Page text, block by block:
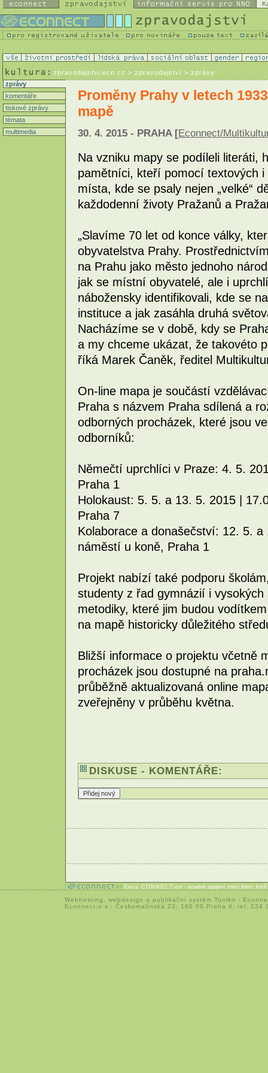
zpravodajstvi.ecn.cz > zpravodajství > zprávy
zprávy
komentáře
tiskové zprávy
témata
multimedia
Proměny Prahy v letech
mapě
30. 4. 2015 - PRAHA [Econnect/
Na vzniku mapy se podíleli literáti,
pamětníci, kteří pomocí textových
místa, kde se psaly nejen „velké“
každodenní životy Pražanů a
„Slavíme 70 let od konce války,
obyvatelstva Prahy.
na Prahu jako město jednoho
jak se místní obyvatelé, ale i
nábožensky identifikovali, kde se
instituce a jak zasáhla druhá
Nacházíme se v době, kdy se
a my chceme ukázat, že takovéto
říká Marek Čaněk, ředitel
On-line mapa je součástí
Praha s názvem Praha sdílená a
odborných procházek, které jsou
odborníků:
Němečtí uprchlíci v Praze: 4. 5.
Praha 1
Holokaust: 5. 5. a 13. 5. 2015 |
Praha 7
Kolaborace a donašečství: 12. 5.
náměstí u koně, Praha 1
Projekt nabízí také podporu
studenty z řad gymnázií i
metodiky, které jim budou
na mapě historicky důležitého
Bližší informace o projektu včetně
procházek jsou dostupné na
průběžně aktualizovaná online
zveřejněny v průběhu května.
DISKUSE - KOMENTÁŘE:
Easy CONNECTion - snadné spojení mezi lidmi,
Webhosting webdesign a publikační systém Toolkit -
Econnect,o.s.; Českomalínská 23; 160 00 Praha 6; tel: 224